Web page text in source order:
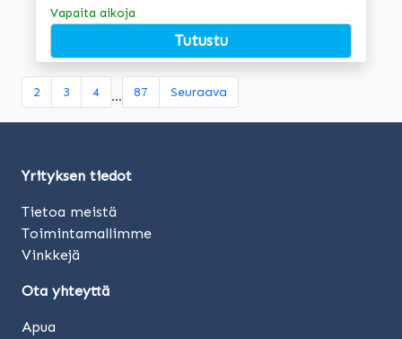
Vapaita aikoja
Tutustu
2 3 4 ... 87 Seuraava
Yrityksen tiedot
Tietoa meistä
Toimintamallimme
Vinkkejä
Ota yhteyttä
Apua